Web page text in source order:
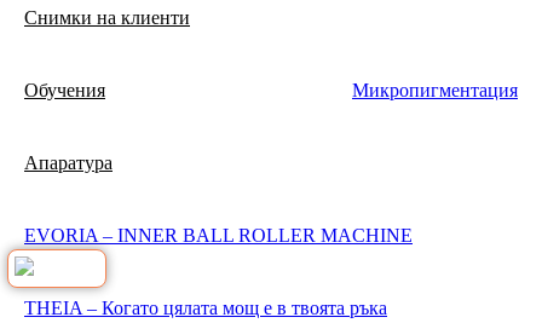
Снимки на клиенти
Обучения Микропигментация
Апаратура
EVORIA – INNER BALL ROLLER MACHINE
THEIA – Когато цялата мощ е в твоята ръка